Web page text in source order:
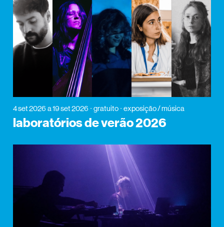
4 set 2026 a 19 set 2026 gratuito exposição / música
laboratórios de verão 2026